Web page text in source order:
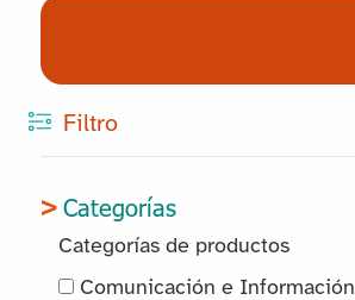
Filtro
Categorías
Categorías de productos
Comunicación e Información